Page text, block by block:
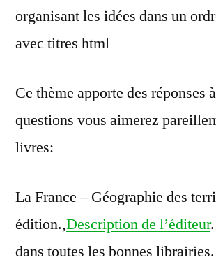
organisant les idées dans un
avec titres html
Ce thème apporte des réponses
questions vous aimerez
livres:
La France – Géographie des
édition.,Description de l’éditeur
dans toutes les bonnes librairies.